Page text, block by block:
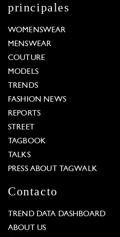
principales
WOMENSWEAR
MENSWEAR
COUTURE
MODELS
TRENDS
FASHION NEWS
REPORTS
STREET
TAGBOOK
TALKS
PRESS ABOUT TAGWALK
Contacto
TREND DATA DASHBOARD
ABOUT US